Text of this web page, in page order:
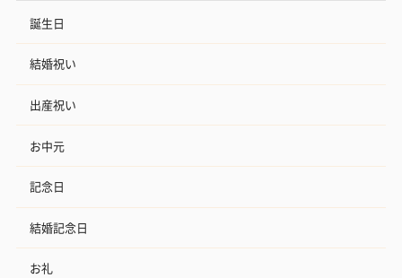
誕生日
結婚祝い
出産祝い
お中元
記念日
結婚記念日
お礼